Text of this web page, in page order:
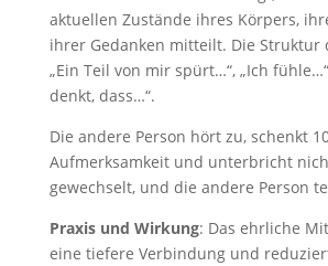
aktuellen Zustände ihres Körpers,
ihrer Gedanken mitteilt. Die Struktur
„Ein Teil von mir spürt…“, „Ich
denkt, dass…“.
Die andere Person hört zu, schenkt
Aufmerksamkeit und unterbricht
gewechselt, und die andere Person
Praxis und Wirkung: Das ehrliche
eine tiefere Verbindung und